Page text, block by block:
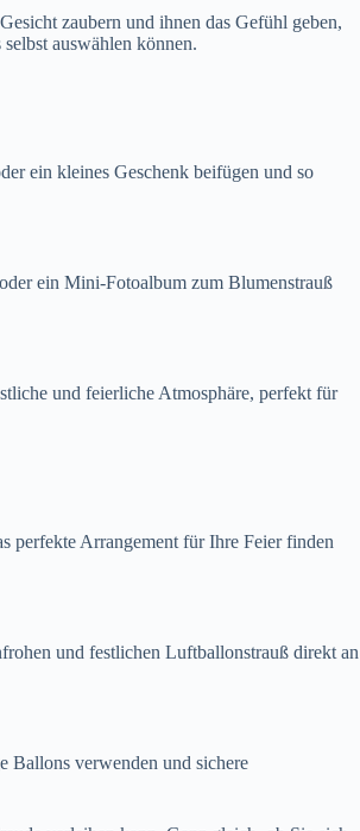
zaubern und ihnen das Gefühl geben,
auswählen können.
ein kleines Geschenk beifügen und so
ein Mini-Fotoalbum zum Blumenstrauß
und feierliche Atmosphäre, perfekt für
perfekte Arrangement für Ihre Feier finden
und festlichen Luftballonstrauß direkt an
Ballons verwenden und sichere